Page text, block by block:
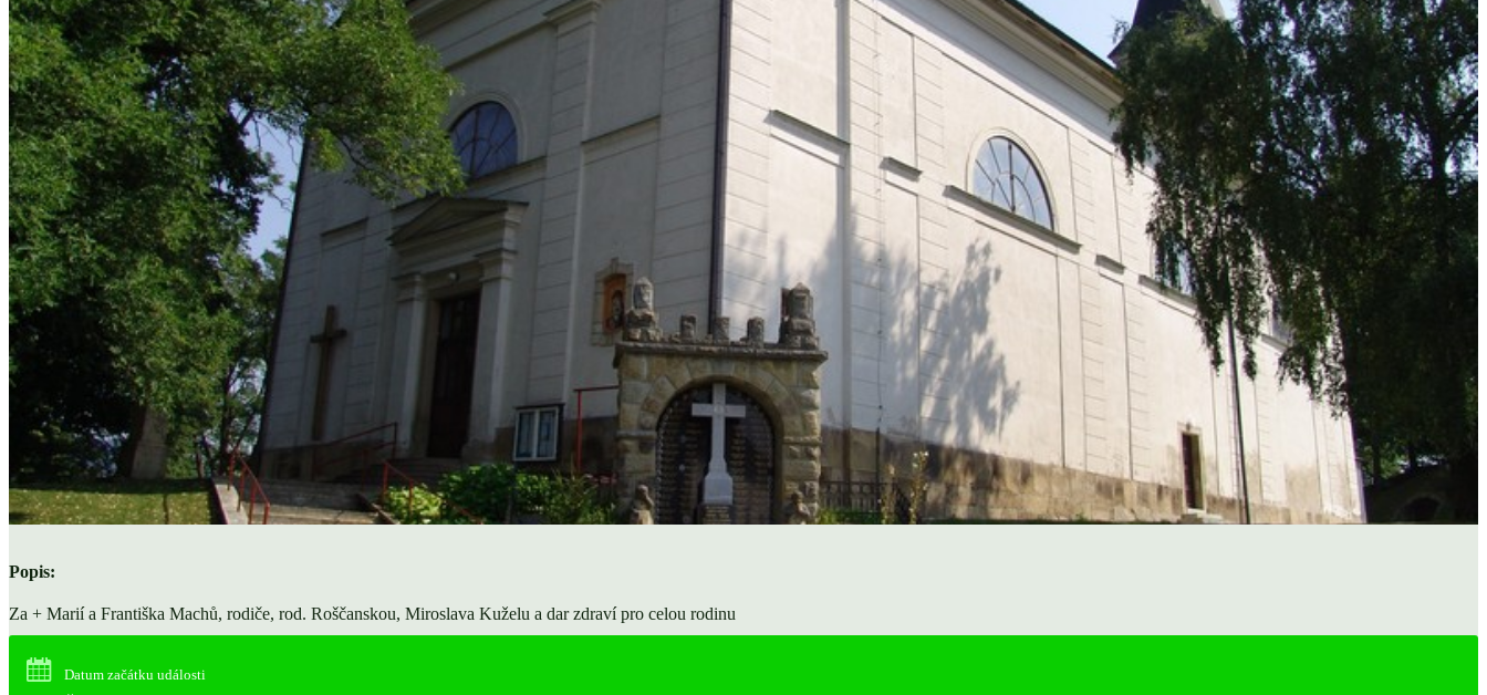
Popis:
Za + Marií a Františka Machů, rodiče, rod. Roščanskou, Miroslava Kuželu a dar zdraví pro celou rodinu
Datum začátku události